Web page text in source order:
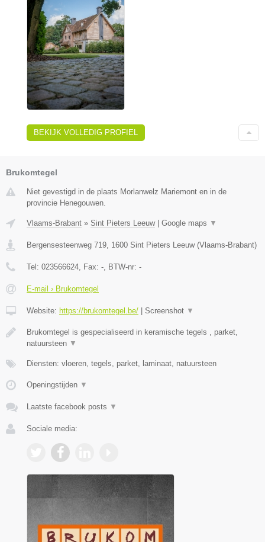
BEKIJK VOLLEDIG PROFIEL
Brukomtegel
Niet gevestigd in de plaats Morlanwelz Mariemont en in de
provincie Henegouwen.
Vlaams-Brabant » Sint Pieters Leeuw| Google maps ▼
Bergensesteenweg 719, 1600 Sint Pieters Leeuw(Vlaams-Brabant)
Tel: 023566624, Fax: -, BTW-nr: -
E-mail › Brukomtegel
Website: https://brukomtegel.be/ Screenshot ▼
Brukomtegel is gespecialiseerd in keramische tegels , parket,
natuursteen ▼
Diensten: vloeren, tegels, parket, laminaat, natuursteen
Openingstijden ▼
Laatste facebook posts ▼
Sociale media: